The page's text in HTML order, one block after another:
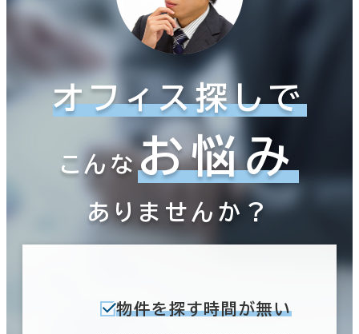
オフィス探しで
こんなお悩み
ありませんか？
物件を探す時間が無い